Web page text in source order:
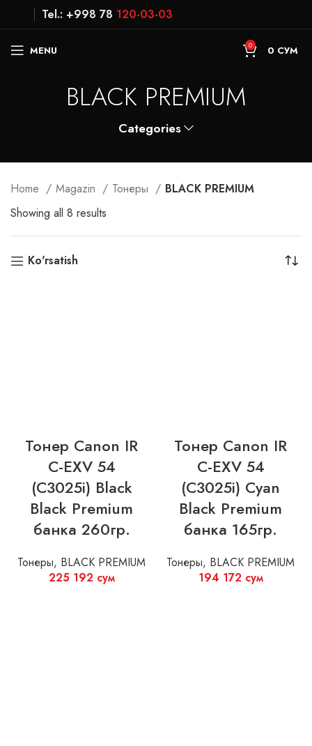
Tel.: +998 78 120-03-03
MENU 0 0 СУМ
BLACK PREMIUM
Categories
Home Magazin Тонеры
BLACK PREMIUM
Showing all 8 results
Ko'rsatish
Тонер Canon IR
C-EXV 54
(C3025i) Black
Black Premium
банка 260гр.
Тонеры, BLACK PREMIUM
225 192 сум
Тонер Canon IR
C-EXV 54
(C3025i) Cyan
Black Premium
банка 165гр.
Тонеры, BLACK PREMIUM
194 172 сум